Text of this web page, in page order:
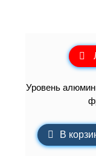
Уровень
В